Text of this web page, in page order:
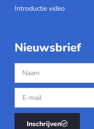
Introductie video
Nieuwsbrief
Inschrijven